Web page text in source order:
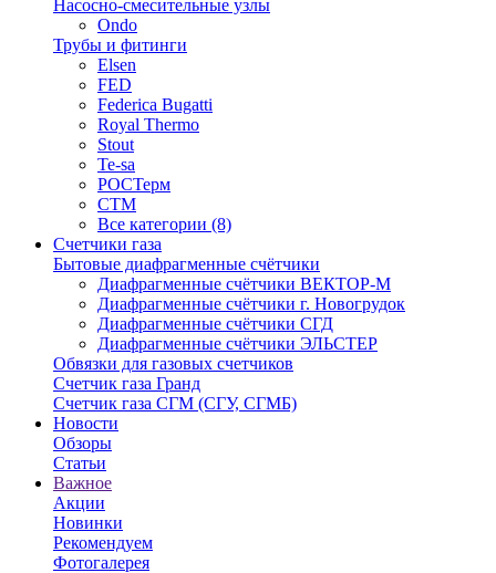
Насосно-смесительные узлы
Ondo
Трубы и фитинги
Elsen
FED
Federica Bugatti
Royal Thermo
Stout
Te-sa
РОСТерм
СТМ
Все категории (8)
Счетчики газа
Бытовые диафрагменные счётчики
Диафрагменные счётчики ВЕКТОР-М
Диафрагменные счётчики г. Новогрудок
Диафрагменные счётчики СГД
Диафрагменные счётчики ЭЛЬСТЕР
Обвязки для газовых счетчиков
Счетчик газа Гранд
Счетчик газа СГМ (СГУ, СГМБ)
Новости
Обзоры
Статьи
Важное
Акции
Новинки
Рекомендуем
Фотогалерея